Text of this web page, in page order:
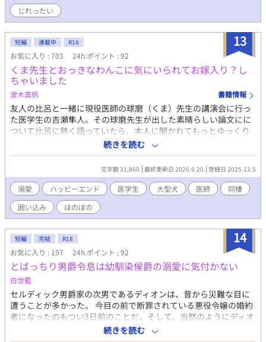
じれったい
13
短編 連載中 R18
お気に入り : 703 24h.ポイント : 92
くま先生とおっきなわんこに気にいられてお嫁入り？し
ちゃいました
波木真帆 書籍情報
友人の比呂と一緒に現役医師の球磨（くま）先生の講演会に行っ
た医学生の吉瀬隼人。その球磨先生が出した素晴らしい論文にに
ついて比呂に熱く語っていたら、本人に聞かれてもっとゆっくり
話がしたいと食事に誘われた。 ドキドキしながら車に乗り込む
と、連れていかれたのは球磨先生の自宅。 同居人がいると言われ
て驚いた隼人の前に現れたのは真っ白なふさふさの毛を持つ大型
犬のアレックス。 おっきな犬と一緒に暮らすのが夢だった隼人は
すっかりこの家を気に入ったのだけど……気づけば話がどんどん
おかしな方向に…… 大型犬と一緒に暮らす優秀な開業医としっか
り者の医学生のイチャラブハッピーエンド小説です。 こちらは
「姉が結婚した日、俺にも男の婚約者ができました」のスピンオ
フ小説となっています。未読の方はぜひそちらもご覧いただける
と嬉しいです。 R18には※つけます。
続きを読む
文字数 31,860 最終更新日 2026.6.20 登録日 2025.12.5
溺愛 ハッピーエンド 医学生 大型犬 医師
同棲
囲い込み
ほのぼの
14
短編 完結 R18
お気に入り : 197 24h.ポイント : 92
とばっちり男爵令息は幼馴染侯爵の溺愛に気付かない
白世藍
セルディック男爵家の次男であるディオンは、昔から災難な目に
遭うことが多かった。 今目の前で断罪されている悪役令嬢の婚約
者になったのもつい3日前のことだ。そして、当然のようにディオ
ンは断罪に巻き込まれた。 婚約者を咎めなかった罪で学園を追放
され、賠償金を捻出するため男娼専門の娼館に売り払われた。 本
続きを読む